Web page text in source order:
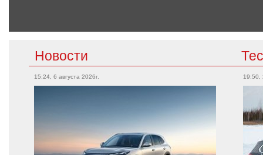
Новости
15:24, 6 августа 2026г. 19:50,